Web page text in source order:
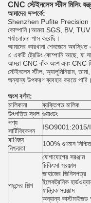
CNC স্টেইনলেস স্টীল মিলিং
আমাদের সম্পর্কে:
Shenzhen Pufite Precision
কোম্পানি।আমরা SGS, BV,
পর্যালোচনা পাস করেছি।
আমাদের কারখানা শেনজেনে অবস্থিত
এ একটি ট্রেডিং কোম্পানি আছে, যা
আমরা CNC বাঁক অংশ এবং CNC
স্টেইনলেস স্টীল, অ্যালুমিনিয়াম,
অন্যান্য উপকরণ ব্যবহার করতে পারি।
অংশ বর্ণনা:
মালিকানা
ব্যক্তিগত মালিক
উৎপত্তি স্থল গুয়াংডং
পণ্য
সার্টিফিকেশন
বাণিজ্য
নিশ্চয়তা
100% গুণমান
পছন্দের শিল্প
যোগাযোগের সরঞ্জাম
চিকিৎসা সরঞ্জাম
জাহাজের জিনিসপত্র
ইলেকট্রনিক
যান্ত্রিক সরঞ্জাম
অন্যান্য কাস্টমাইজড